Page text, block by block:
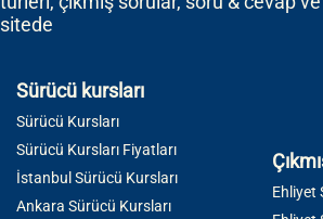
sitede
Sürücü kursları
Sürücü Kursları
Sürücü Kursları Fiyatları
İstanbul Sürücü Kursları
Ankara Sürücü Kursları
Ehliyet